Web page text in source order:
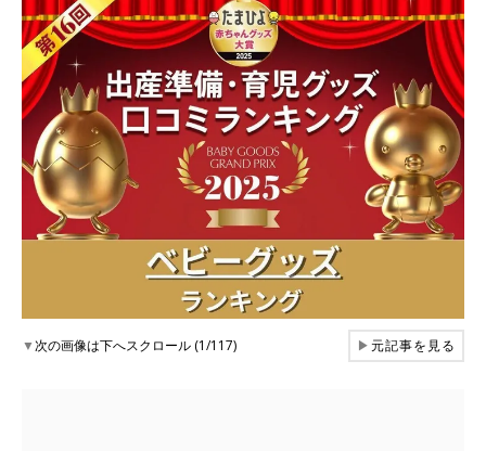
▼次の画像は下へスクロール (1/117) ▶元記事を見る